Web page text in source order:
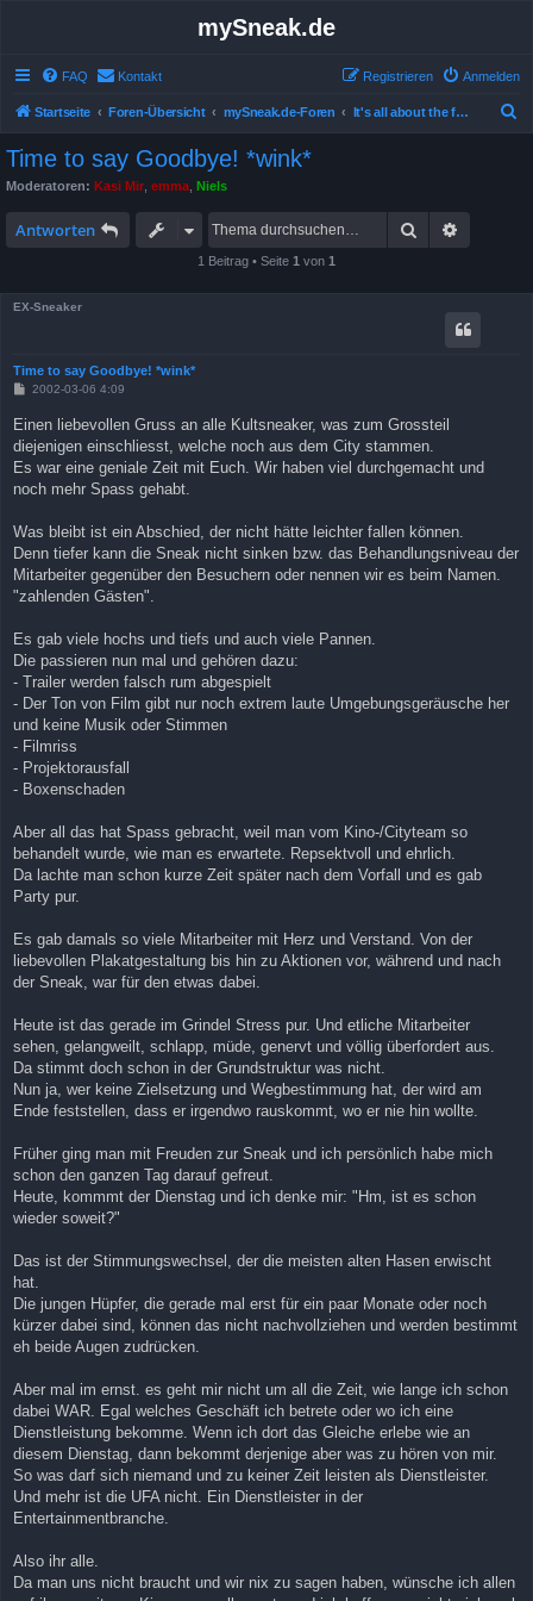
mySneak.de
FAQ Kontakt Anmelden
Registrieren
Startseite Foren-Übersicht mySneak.de-Foren It's all about the feedback!
Time to say Goodbye! *wink*
Moderatoren: Kasi Mir emma Niels
Antworten Suche
1 Beitrag • Seite 1 von 1
EX-Sneaker
Time to say Goodbye! *wink*
B
t
r
a
g
2002-03-06 4:09
Einen liebevollen Gruss an alle Kultsneaker, was zum Grossteil
diejenigen einschliesst, welche noch aus dem City stammen.
Es war eine geniale Zeit mit Euch. Wir haben viel durchgemacht und
noch mehr Spass gehabt.
Was bleibt ist ein Abschied, der nicht hätte leichter fallen können.
Denn tiefer kann die Sneak nicht sinken bzw. das Behandlungsniveau der
Mitarbeiter gegenüber den Besuchern oder nennen wir es beim Namen.
"zahlenden Gästen".
Es gab viele hochs und tiefs und auch viele Pannen.
Die passieren nun mal und gehören dazu:
- Trailer werden falsch rum abgespielt
- Der Ton von Film gibt nur noch extrem laute Umgebungsgeräusche her
und keine Musik oder Stimmen
- Filmriss
- Projektorausfall
- Boxenschaden
Aber all das hat Spass gebracht, weil man vom Kino-/Cityteam so
behandelt wurde, wie man es erwartete. Repsektvoll und ehrlich.
Da lachte man schon kurze Zeit später nach dem Vorfall und es gab
Party pur.
Es gab damals so viele Mitarbeiter mit Herz und Verstand. Von der
liebevollen Plakatgestaltung bis hin zu Aktionen vor, während und nach
der Sneak, war für den etwas dabei.
Heute ist das gerade im Grindel Stress pur. Und etliche Mitarbeiter
sehen, gelangweilt, schlapp, müde, genervt und völlig überfordert aus.
Da stimmt doch schon in der Grundstruktur was nicht.
Nun ja, wer keine Zielsetzung und Wegbestimmung hat, der wird am
Ende feststellen, dass er irgendwo rauskommt, wo er nie hin wollte.
Früher ging man mit Freuden zur Sneak und ich persönlich habe mich
schon den ganzen Tag darauf gefreut.
Heute, kommmt der Dienstag und ich denke mir: "Hm, ist es schon
wieder soweit?"
Das ist der Stimmungswechsel, der die meisten alten Hasen erwischt
hat.
Die jungen Hüpfer, die gerade mal erst für ein paar Monate oder noch
kürzer dabei sind, können das nicht nachvollziehen und werden bestimmt
eh beide Augen zudrücken.
Aber mal im ernst. es geht mir nicht um all die Zeit, wie lange ich schon
dabei WAR. Egal welches Geschäft ich betrete oder wo ich eine
Dienstleistung bekomme. Wenn ich dort das Gleiche erlebe wie an
diesem Dienstag, dann bekommt derjenige aber was zu hören von mir.
So was darf sich niemand und zu keiner Zeit leisten als Dienstleister.
Und mehr ist die UFA nicht. Ein Dienstleister in der
Entertainmentbranche.
Also ihr alle.
Da man uns nicht braucht und wir nix zu sagen haben, wünsche ich allen